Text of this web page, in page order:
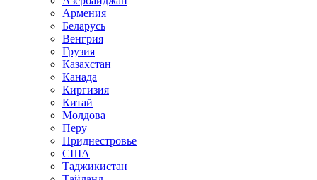
Армения
Беларусь
Венгрия
Грузия
Казахстан
Канада
Киргизия
Китай
Молдова
Перу
Приднестровье
США
Таджикистан